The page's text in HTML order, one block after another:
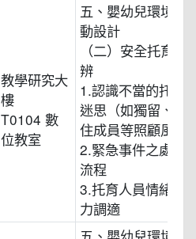
教學研究大
樓
T0104 數
位教室
五、嬰幼兒環境規
動設計
（二）安全托育與
辨
1.認識不當的托育
迷思（如獨留、趴
住成員等照顧風險
2.緊急事件之處理
流程
3.托育人員情緒控
力調適